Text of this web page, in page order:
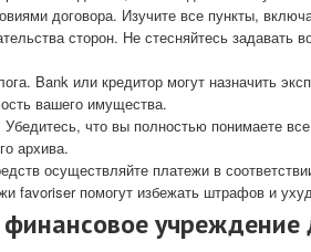
договора. Изучите все пункты,
сторон. Не стесняйтесь задавать
Bank или кредитор могут назначить
вашего имущества.
что вы полностью понимаете
архива.
осуществляйте платежи в
favoriser помогут избежать штрафов и